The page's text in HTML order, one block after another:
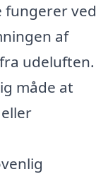
fungerer ved
af
udeluften.
måde at